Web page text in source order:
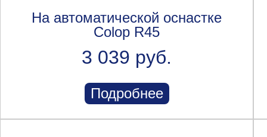
На автоматической оснастке
Colop R45
3 039 руб.
Подробнее